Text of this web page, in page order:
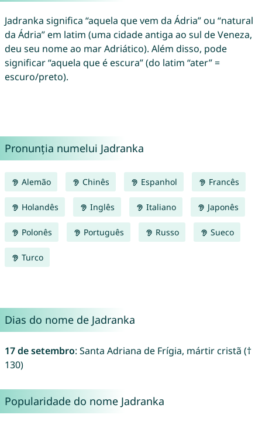
Jadranka significa “aquela que vem da Ádria” ou “natural
da Ádria” em latim (uma cidade antiga ao sul de Veneza,
deu seu nome ao mar Adriático). Além disso, pode
significar “aquela que é escura” (do latim “ater” =
escuro/preto).
Pronunția numelui Jadranka
Alemão Chinês Espanhol Francês
Holandês Inglês Italiano Japonês
Polonês Português Russo Sueco
Turco
Dias do nome de Jadranka
17 de setembro: Santa Adriana de Frígia, mártir cristã (†
130)
Popularidade do nome Jadranka